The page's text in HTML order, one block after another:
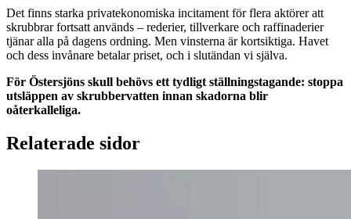
Det finns starka privatekonomiska incitament för flera aktörer att
skrubbrar fortsatt används – rederier, tillverkare och raffinaderier
tjänar alla på dagens ordning. Men vinsterna är kortsiktiga. Havet
och dess invånare betalar priset, och i slutändan vi själva.
För Östersjöns skull behövs ett tydligt ställningstagande: stoppa
utsläppen av skrubbervatten innan skadorna blir
oåterkalleliga.
Relaterade sidor